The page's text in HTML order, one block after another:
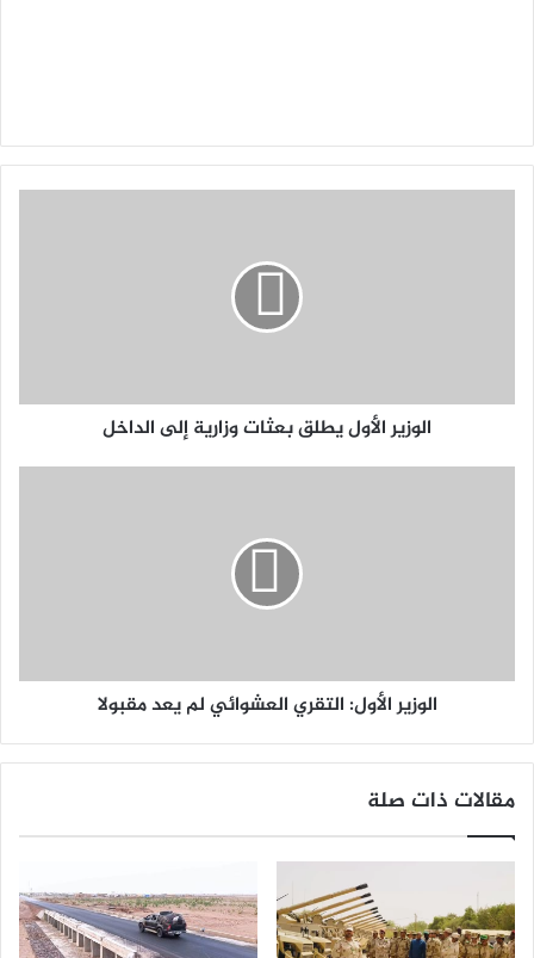
الوزير الأول يطلق بعثات وزارية إلى الداخل
الوزير الأول: التقري العشوائي لم يعد مقبولا
مقالات ذات صلة